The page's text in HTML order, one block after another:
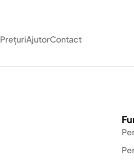
PrețuriAjutorContact